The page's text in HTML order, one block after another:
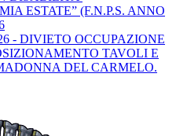
ESTATE” (F.N.P.S. ANNO
- DIVIETO OCCUPAZIONE
TAVOLI E
DEL CARMELO.